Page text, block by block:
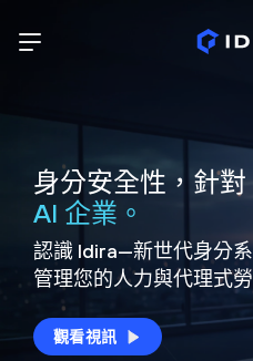
身分安全性，針對
AI 企業。
認識 Idira—新世代身分
管理您的人力與代理式
觀看視訊